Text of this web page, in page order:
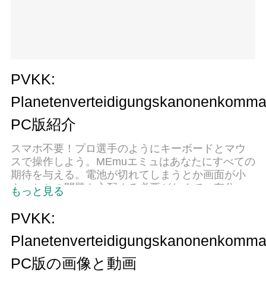
PVKK:
PC版紹介
スマホ不要！プロ選手のようにキーボードとマウ
スで操作しよう。MEmuエミュはあなたにすべての
期待を与える。電池が切れてしまうとか画面が小
さいとかの問題を心配する必要がなくて、存分
を楽しんでください。新しいMEmuエミュ7はPCで
PVKK: Planetenverteidigungskanonenkommandant
をプレイするのに最適！完璧なキーマッピングシ
ルチインスタンスで複数のゲームやアプリを同時
もっと見る
PVKK:
PC版の画像と動画